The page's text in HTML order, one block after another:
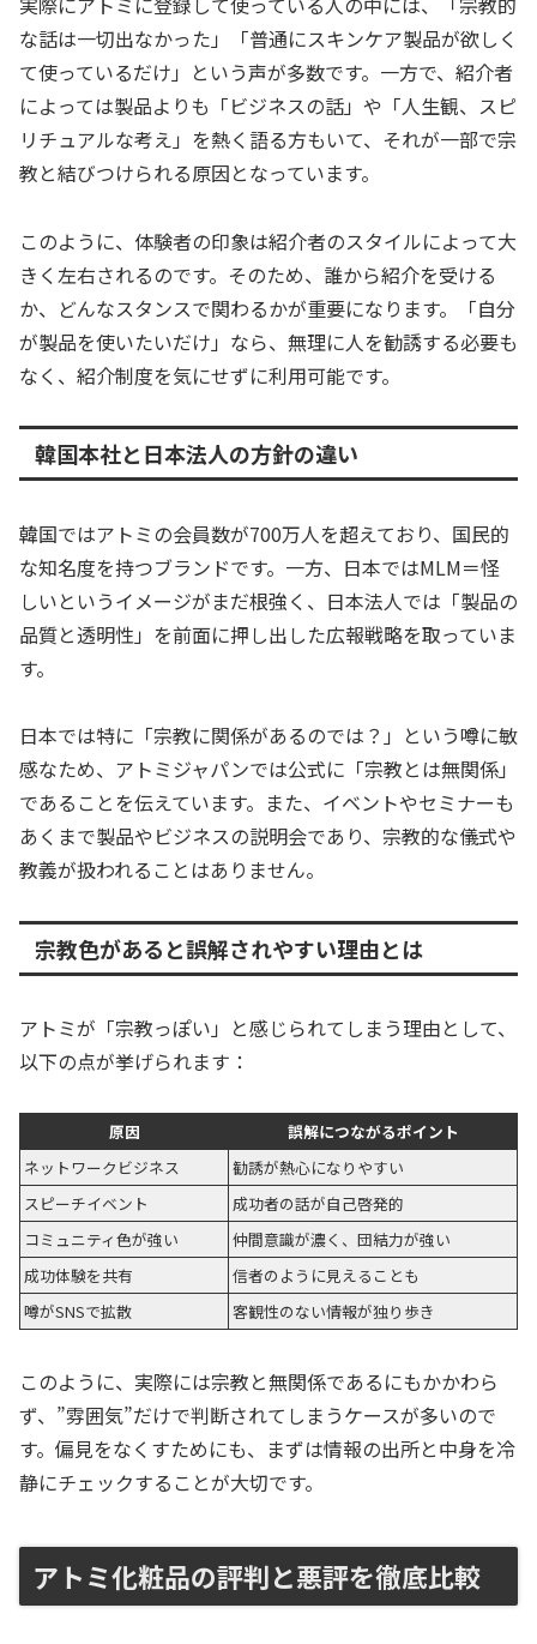
な話は一切出なかった」「普通にスキンケア製品が欲しく
て使っているだけ」という声が多数です。一方で、紹介者
によっては製品よりも「ビジネスの話」や「人生観、スピ
リチュアルな考え」を熱く語る方もいて、それが一部で宗
教と結びつけられる原因となっています。
このように、体験者の印象は紹介者のスタイルによって大
きく左右されるのです。そのため、誰から紹介を受ける
か、どんなスタンスで関わるかが重要になります。「自分
が製品を使いたいだけ」なら、無理に人を勧誘する必要も
なく、紹介制度を気にせずに利用可能です。
韓国本社と日本法人の方針の違い
韓国ではアトミの会員数が700万人を超えており、国民的
な知名度を持つブランドです。一方、日本ではMLM＝怪
しいというイメージがまだ根強く、日本法人では「製品の
品質と透明性」を前面に押し出した広報戦略を取っていま
す。
日本では特に「宗教に関係があるのでは？」という噂に敏
感なため、アトミジャパンでは公式に「宗教とは無関係」
であることを伝えています。また、イベントやセミナーも
あくまで製品やビジネスの説明会であり、宗教的な儀式や
教義が扱われることはありません。
宗教色があると誤解されやすい理由とは
アトミが「宗教っぽい」と感じられてしまう理由として、
以下の点が挙げられます：
原因
誤解につながるポイント
ネットワークビジネス
勧誘が熱心になりやすい
スピーチイベント
成功者の話が自己啓発的
コミュニティ色が強い
仲間意識が濃く、団結力が強い
成功体験を共有
信者のように見えることも
噂がSNSで拡散
客観性のない情報が独り歩き
このように、実際には宗教と無関係であるにもかかわら
ず、”雰囲気”だけで判断されてしまうケースが多いので
す。偏見をなくすためにも、まずは情報の出所と中身を冷
静にチェックすることが大切です。
アトミ化粧品の評判と悪評を徹底比較